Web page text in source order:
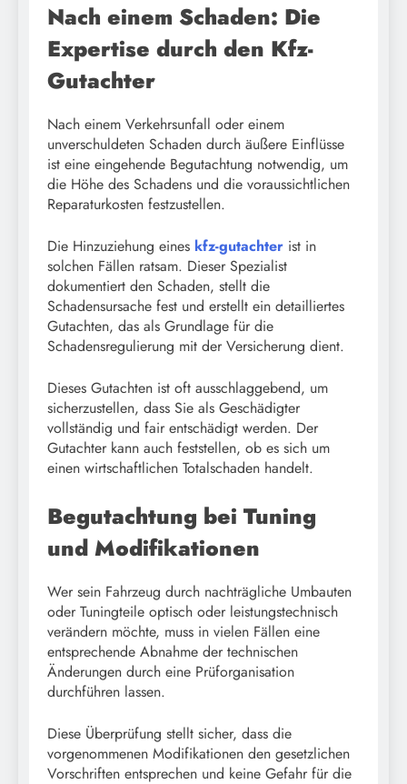
Nach einem Schaden: Die
Expertise durch den Kfz-
Gutachter
Nach einem Verkehrsunfall oder einem
unverschuldeten Schaden durch äußere Einflüsse
ist eine eingehende Begutachtung notwendig, um
die Höhe des Schadens und die voraussichtlichen
Reparaturkosten festzustellen.
Die Hinzuziehung eines kfz-gutachter ist in
solchen Fällen ratsam. Dieser Spezialist
dokumentiert den Schaden, stellt die
Schadensursache fest und erstellt ein detailliertes
Gutachten, das als Grundlage für die
Schadensregulierung mit der Versicherung dient.
Dieses Gutachten ist oft ausschlaggebend, um
sicherzustellen, dass Sie als Geschädigter
vollständig und fair entschädigt werden. Der
Gutachter kann auch feststellen, ob es sich um
einen wirtschaftlichen Totalschaden handelt.
Begutachtung bei Tuning
und Modifikationen
Wer sein Fahrzeug durch nachträgliche Umbauten
oder Tuningteile optisch oder leistungstechnisch
verändern möchte, muss in vielen Fällen eine
entsprechende Abnahme der technischen
Änderungen durch eine Prüforganisation
durchführen lassen.
Diese Überprüfung stellt sicher, dass die
vorgenommenen Modifikationen den gesetzlichen
Vorschriften entsprechen und keine Gefahr für die